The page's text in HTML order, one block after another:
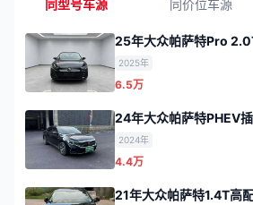
同型号车源 同价位车源
25年大众帕萨特Pro
2025年
6.5万
24年大众帕萨特PHEV
2024年
4.4万
21年大众帕萨特1.4T高